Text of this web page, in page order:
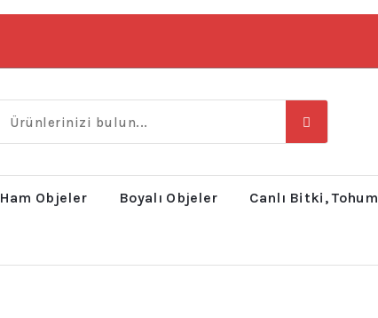
Ham Objeler Boyalı Objeler Canlı Bitki, Tohum